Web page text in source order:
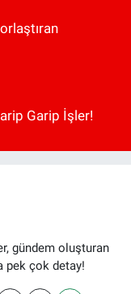
Garip İşler!
gündem oluşturan
pek çok detay!